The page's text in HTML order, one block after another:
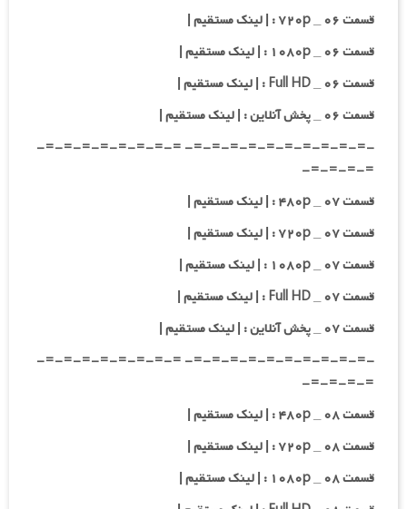
قسمت ۰۶ _ ۷۲۰p : | لینک مستقیم |
قسمت ۰۶ _ ۱۰۸۰p : | لینک مستقیم |
قسمت ۰۶ _ Full HD : | لینک مستقیم |
قسمت ۰۶ _ پخش آنلاین : | لینک مستقیم |
-=-=-=-=-=-=-=-=-=-=- =-=-=-=-=-=-=-=-
=-=-=-=-
قسمت ۰۷ _ ۴۸۰p : | لینک مستقیم |
قسمت ۰۷ _ ۷۲۰p : | لینک مستقیم |
قسمت ۰۷ _ ۱۰۸۰p : | لینک مستقیم |
قسمت ۰۷ _ Full HD : | لینک مستقیم |
قسمت ۰۷ _ پخش آنلاین : | لینک مستقیم |
-=-=-=-=-=-=-=-=-=-=- =-=-=-=-=-=-=-=-
=-=-=-=-
قسمت ۰۸ _ ۴۸۰p : | لینک مستقیم |
قسمت ۰۸ _ ۷۲۰p : | لینک مستقیم |
قسمت ۰۸ _ ۱۰۸۰p : | لینک مستقیم |